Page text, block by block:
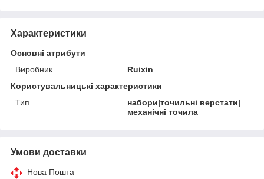
Характеристики
Основні атрибути
Виробник
Ruixin
Користувальницькі характеристики
Тип
набори|точильні верстати|
механічні точила
Умови доставки
Нова Пошта